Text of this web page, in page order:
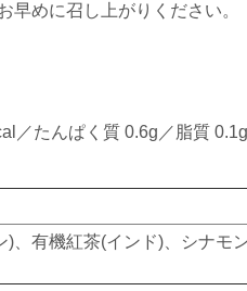
早めに召し上がりください。
／たんぱく質 0.6g／脂質
、有機紅茶(インド)、シナモ